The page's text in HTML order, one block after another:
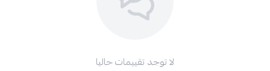
لا توجد تقييمات حاليا